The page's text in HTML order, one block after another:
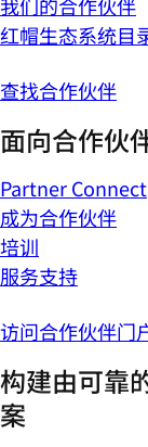
红帽生态系统目
查找合作伙伴
面向合作伙
Partner Connect
成为合作伙伴
培训
服务支持
访问合作伙伴门
构建由可靠
案